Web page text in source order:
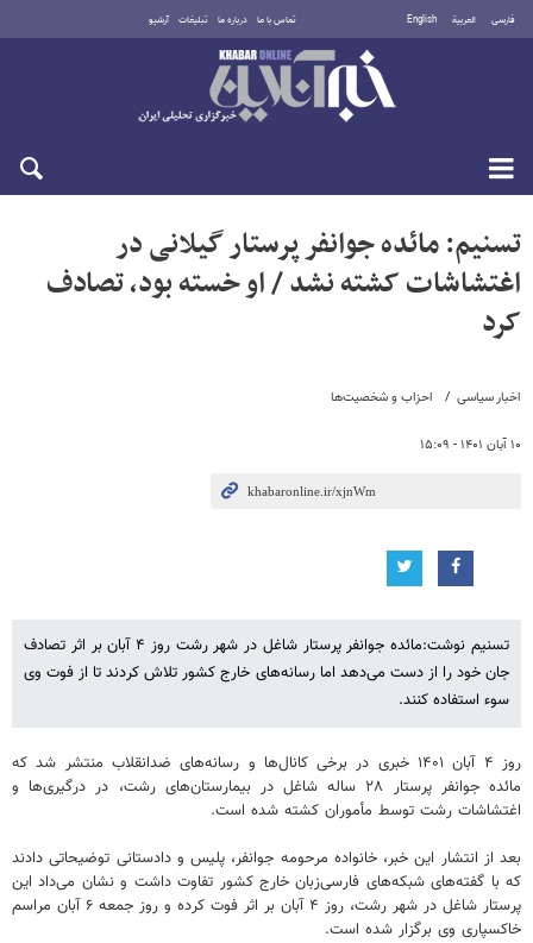
فارسی العربية English تماس با ما درباره ما تبلیغات آرشیو
شنبه ۱۷ مرداد ۱۴۰۵
اخبار سیاسی احزاب و شخصیت‌ها
۱۰ آبان ۱۴۰۱ - ۱۵:۰۹
تسنیم: مائده جوانفر پرستار گیلانی در
اغتشاشات کشته نشد / او خسته بود، تصادف
کرد
تسنیم نوشت:مائده جوانفر پرستار شاغل در شهر رشت روز ۴ آبان بر اثر تصادف
جان خود را از دست می‌دهد اما رسانه‌های خارج کشور تلاش کردند تا از فوت وی
سوء استفاده کنند.
‌‎روز ۴ آبان ۱۴۰۱ خبری در برخی کانال‌ها و رسانه‌های ضدانقلاب منتشر شد که
مائده جوانفر پرستار ۲۸ ساله شاغل در بیمارستان‌های رشت، در درگیری‌ها و
اغتشاشات رشت توسط مأموران کشته شده است.
بعد از انتشار این خبر، خانواده مرحومه جوانفر، پلیس و دادستانی توضیحاتی دادند
که با گفته‌های شبکه‌های فارسی‌زبان خارج کشور تفاوت داشت و نشان می‌داد این
پرستار شاغل در شهر رشت، روز ۴ آبان بر اثر فوت کرده و روز جمعه ۶ آبان مراسم
خاکسپاری وی برگزار شده است.